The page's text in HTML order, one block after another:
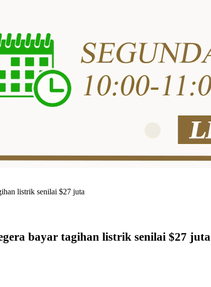
listrik senilai $27 juta
bayar tagihan listrik senilai $27 juta